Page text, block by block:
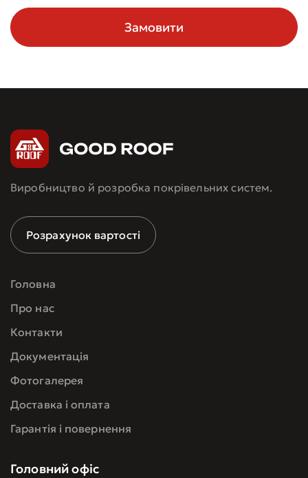
Замовити
Виробництво й розробка покрівельних систем.
Розрахунок вартості
Головна
Про нас
Контакти
Документація
Фотогалерея
Доставка і оплата
Гарантія і повернення
Головний офіс